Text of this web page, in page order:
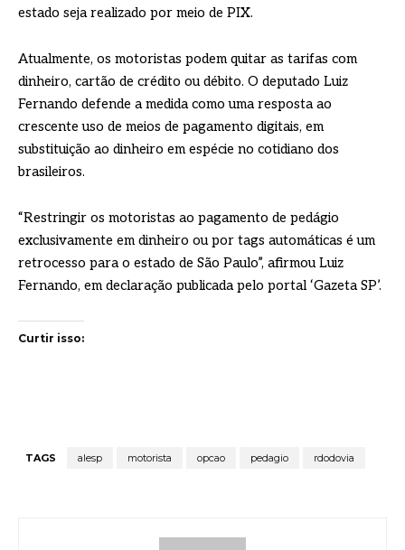
estado seja realizado por meio de PIX.
Atualmente, os motoristas podem quitar as tarifas com
dinheiro, cartão de crédito ou débito. O deputado Luiz
Fernando defende a medida como uma resposta ao
crescente uso de meios de pagamento digitais, em
substituição ao dinheiro em espécie no cotidiano dos
brasileiros.
“Restringir os motoristas ao pagamento de pedágio
exclusivamente em dinheiro ou por tags automáticas é um
retrocesso para o estado de São Paulo”, afirmou Luiz
Fernando, em declaração publicada pelo portal ‘Gazeta SP’.
Curtir isso:
TAGS alesp motorista opcao pedagio rdodovia